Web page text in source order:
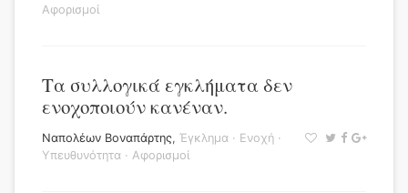
Αφορισμοί
Τα συλλογικά εγκλήματα δεν
ενοχοποιούν κανέναν.
Ναπολέων Βοναπάρτης, Έγκλημα · Ενοχή ·
Υπευθυνότητα · Αφορισμοί